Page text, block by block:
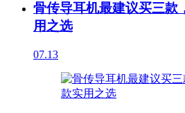
骨传导耳机最建议买三款
用之选
07.13